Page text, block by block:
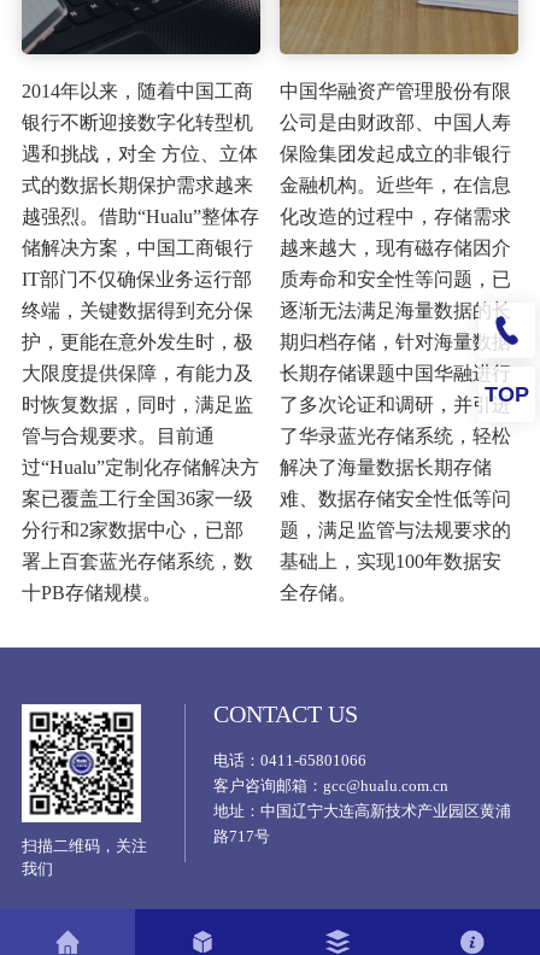
2014年以来，随着中国工商
银行不断迎接数字化转型机
遇和挑战，对全 方位、立体
式的数据长期保护需求越来
越强烈。借助“Hualu”整体存
储解决方案，中国工商银行
IT部门不仅确保业务运行部
终端，关键数据得到充分保
护，更能在意外发生时，极
大限度提供保障，有能力及
时恢复数据，同时，满足监
管与合规要求。目前通
过“Hualu”定制化存储解决方
案已覆盖工行全国36家一级
分行和2家数据中心，已部
署上百套蓝光存储系统，数
十PB存储规模。
中国华融资产管理股份有限
公司是由财政部、中国人寿
保险集团发起成立的非银行
金融机构。近些年，在信息
化改造的过程中，存储需求
越来越大，现有磁存储因介
质寿命和安全性等问题，已
逐渐无法满足海量数据的长
期归档存储，针对海量数据
长期存储课题中国华融进行
了多次论证和调研，并引进
了华录蓝光存储系统，轻松
解决了海量数据长期存储
难、数据存储安全性低等问
题，满足监管与法规要求的
基础上，实现100年数据安
全存储。
扫描二维码，关注
我们
CONTACT US
电话：0411-65801066
客户咨询邮箱：gcc@hualu.com.cn
地址：中国辽宁大连高新技术产业园区黄浦
路717号
TOP